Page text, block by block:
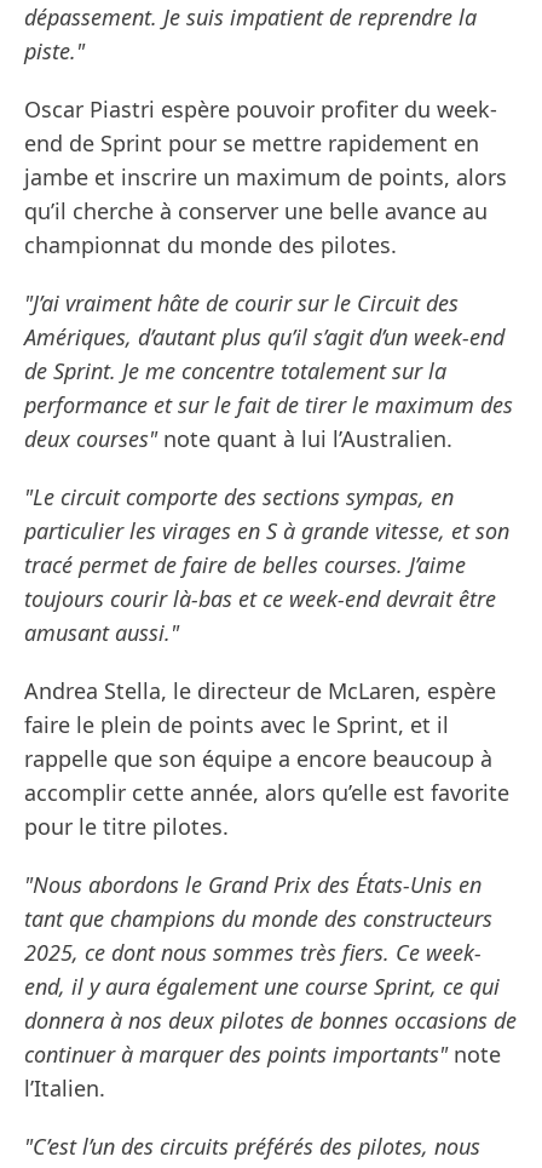
dépassement. Je suis impatient de reprendre la
piste."
Oscar Piastri espère pouvoir profiter du week-
end de Sprint pour se mettre rapidement en
jambe et inscrire un maximum de points, alors
qu’il cherche à conserver une belle avance au
championnat du monde des pilotes.
"J’ai vraiment hâte de courir sur le Circuit des
Amériques, d’autant plus qu’il s’agit d’un week-end
de Sprint. Je me concentre totalement sur la
performance et sur le fait de tirer le maximum des
deux courses"note quant à lui l’Australien.
"Le circuit comporte des sections sympas, en
particulier les virages en S à grande vitesse, et son
tracé permet de faire de belles courses. J’aime
toujours courir là-bas et ce week-end devrait être
amusant aussi."
Andrea Stella, le directeur de McLaren, espère
faire le plein de points avec le Sprint, et il
rappelle que son équipe a encore beaucoup à
accomplir cette année, alors qu’elle est favorite
pour le titre pilotes.
"Nous abordons le Grand Prix des États-Unis en
tant que champions du monde des constructeurs
2025, ce dont nous sommes très fiers. Ce week-
end, il y aura également une course Sprint, ce qui
donnera à nos deux pilotes de bonnes occasions de
continuer à marquer des points importants"note
l’Italien.
"C’est l’un des circuits préférés des pilotes, nous